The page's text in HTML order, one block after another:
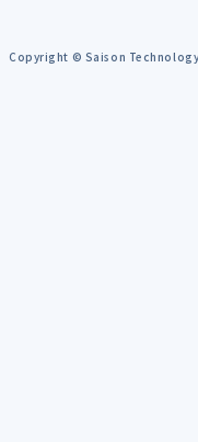
Copyright © Saison